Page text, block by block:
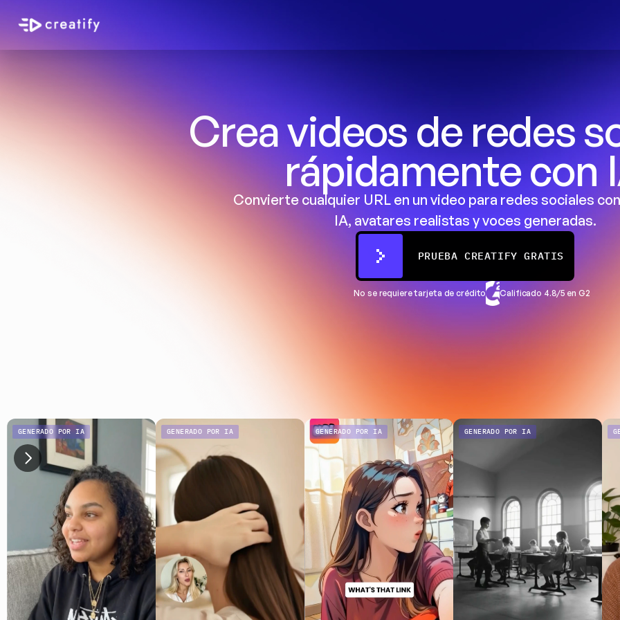
Crea videos de redes
rápidamente con
Convierte cualquier URL en un video para redes sociales
IA, avatares realistas y voces generadas.
PRUEBA CREATIFY GRATIS
No se requiere tarjeta de crédito Calificado 4.8/5 en G2
GENERADO POR IA GENERADO POR IA GENERADO POR IA GENERADO POR IA